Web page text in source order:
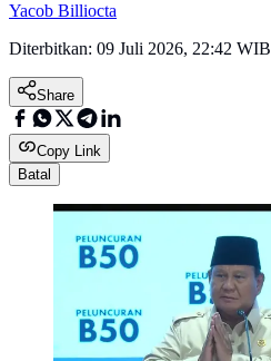
Yacob Billiocta
Diterbitkan: 09 Juli 2026, 22:42 WIB
Share
Copy Link
Batal